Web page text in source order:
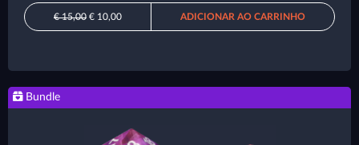
€ 15,00 € 10,00 ADICIONAR AO CARRINHO
Bundle